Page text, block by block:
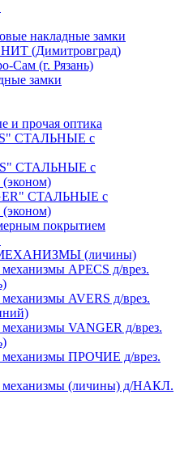
накладные замки
(Димитровград)
Сам (г. Рязань)
замки
и прочая оптика
СТАЛЬНЫЕ с
СТАЛЬНЫЕ с
СТАЛЬНЫЕ с
покрытием
(личины)
APECS д/врез.
AVERS д/врез.
VANGER д/врез.
ПРОЧИЕ д/врез.
механизмы (личины) д/НАКЛ.